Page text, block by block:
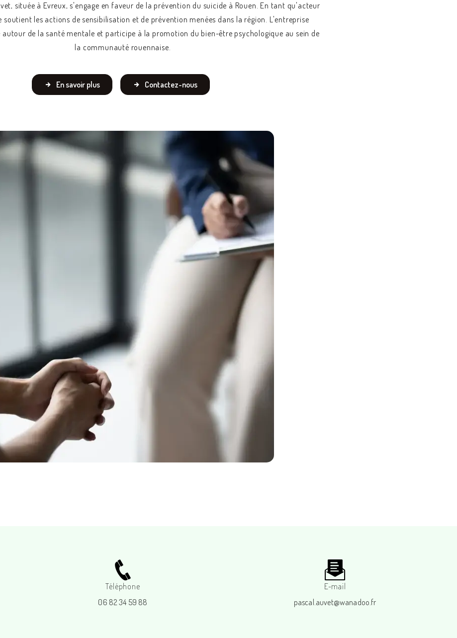
située à Evreux, s'engage en faveur de la prévention du suicide à Rouen. En tant qu'acteur
soutient les actions de sensibilisation et de prévention menées dans la région. L'entreprise
autour de la santé mentale et participe à la promotion du bien-être psychologique au sein de
la communauté rouennaise.
En savoir plus Contactez-nous
Téléphone
06 82 34 59 88
E-mail
pascal.auvet@wanadoo.fr